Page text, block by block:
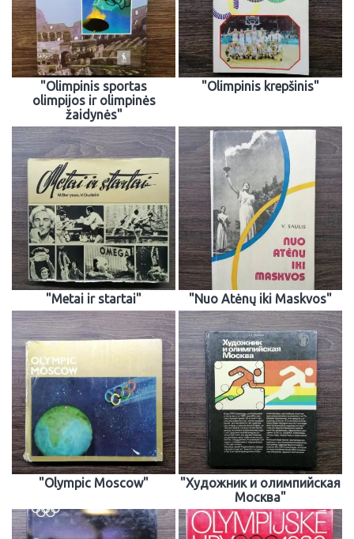
"Olimpinis sportas
olimpijos ir olimpinės
žaidynės"
"Olimpinis krepšinis"
"Metai ir startai" "Nuo Atėnų iki Maskvos"
"Olympic Moscow"
"Xудожник и олимпийская
Москва"